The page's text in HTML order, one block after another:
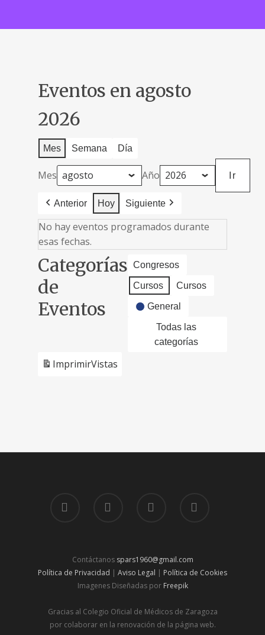
Eventos en agosto
2026
Mes Semana Día
Mes Año
Anterior Hoy Siguiente
No hay eventos programados durante
esas fechas.
Categorías
de
Eventos
Congresos
Cursos Cursos
General
Todas las
categorías
ImprimirVistas
Contáctanos spars1960@gmail.com
Política de Privacidad | Aviso Legal | Política de Cookies
Imagenes Diseñadas por Freepik
Gracias al Colegio Oficial de Médicos de Zaragoza
por colaborar en la renovación de la página web.